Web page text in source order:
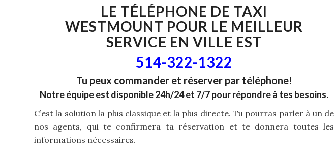
LE TÉLÉPHONE DE TAXI
WESTMOUNT POUR LE MEILLEUR
SERVICE EN VILLE EST
514-322-1322
Tu peux commander et réserver par téléphone!
Notre équipe est disponible 24h/24 et 7/7 pour répondre à tes besoins.
C’est la solution la plus classique et la plus directe. Tu pourras parler à un de
nos agents, qui te confirmera ta réservation et te donnera toutes les
informations nécessaires.